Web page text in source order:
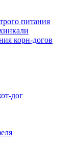
питания
корн-догов
дог